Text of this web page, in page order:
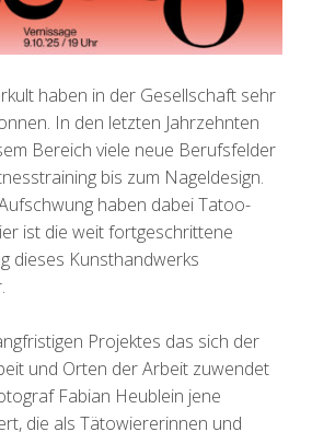
haben in der Gesellschaft sehr
In den letzten Jahrzehnten
Bereich viele neue Berufsfelder
bis zum Nageldesign.
haben dabei Tatoo-
ist die weit fortgeschrittene
dieses Kunsthandwerks
Projektes das sich der
und Orten der Arbeit zuwendet
Fabian Heublein jene
die als Tätowiererinnen und